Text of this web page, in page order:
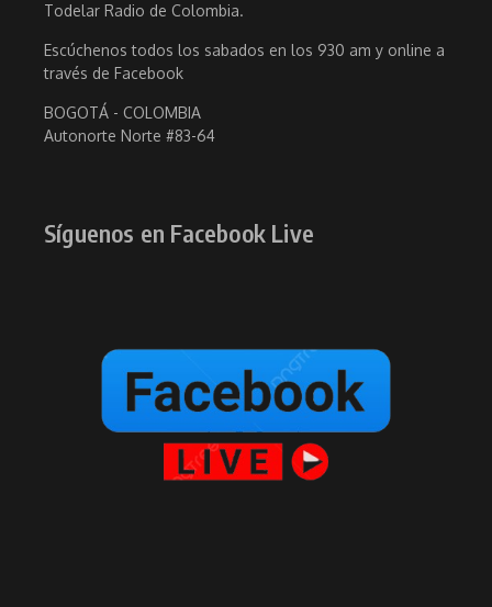
Todelar Radio de Colombia.
Escúchenos todos los sabados en los 930 am y online a
través de Facebook
BOGOTÁ - COLOMBIA
Autonorte Norte #83-64
Síguenos en Facebook Live